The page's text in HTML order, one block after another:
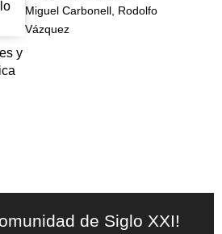
y
Miguel Carbonell, Rodolfo
Vázquez
de Siglo XXI!